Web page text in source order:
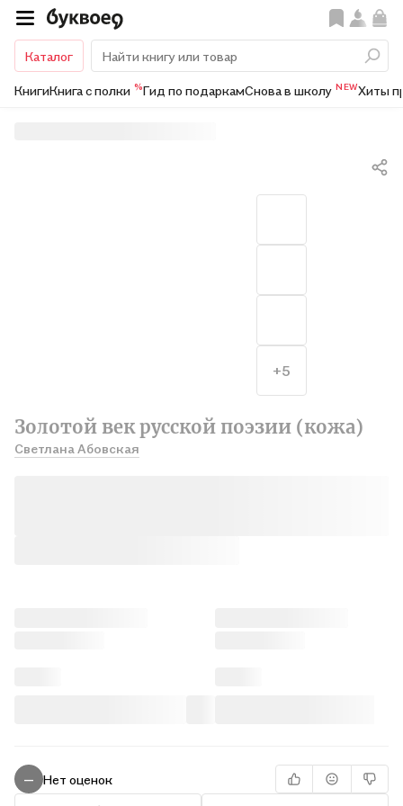
Каталог
КнигиКнига с полки %Гид по подаркамСнова в школу NEWХиты
Золотой век русской поэзии (кожа)
Светлана Абовская
— Нет оценок
+5